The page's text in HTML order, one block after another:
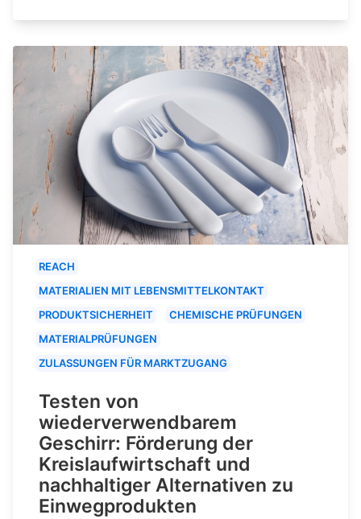
REACH
MATERIALIEN MIT LEBENSMITTELKONTAKT
PRODUKTSICHERHEIT
CHEMISCHE PRÜFUNGEN
MATERIALPRÜFUNGEN
ZULASSUNGEN FÜR MARKTZUGANG
Testen von
wiederverwendbarem
Geschirr: Förderung der
Kreislaufwirtschaft und
nachhaltiger Alternativen zu
Einwegprodukten